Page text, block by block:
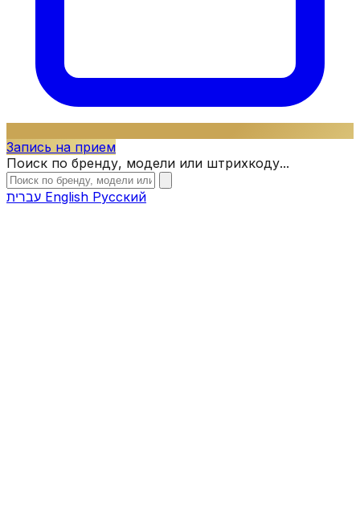
Запись на прием
Поиск по бренду, модели или штрихкоду...
English Русский